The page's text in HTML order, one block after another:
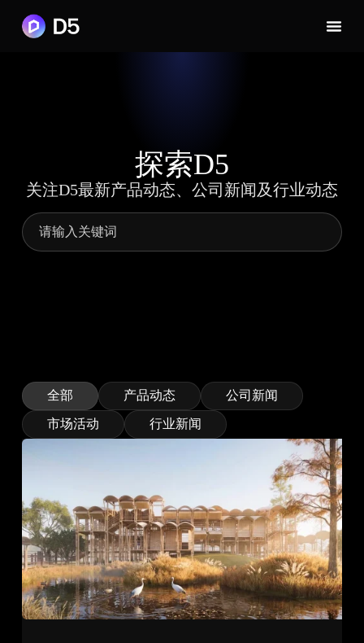
探索D5
关注D5最新产品动态、公司新闻及行业动态
产品动态 公司新闻
市场活动 行业新闻
全部